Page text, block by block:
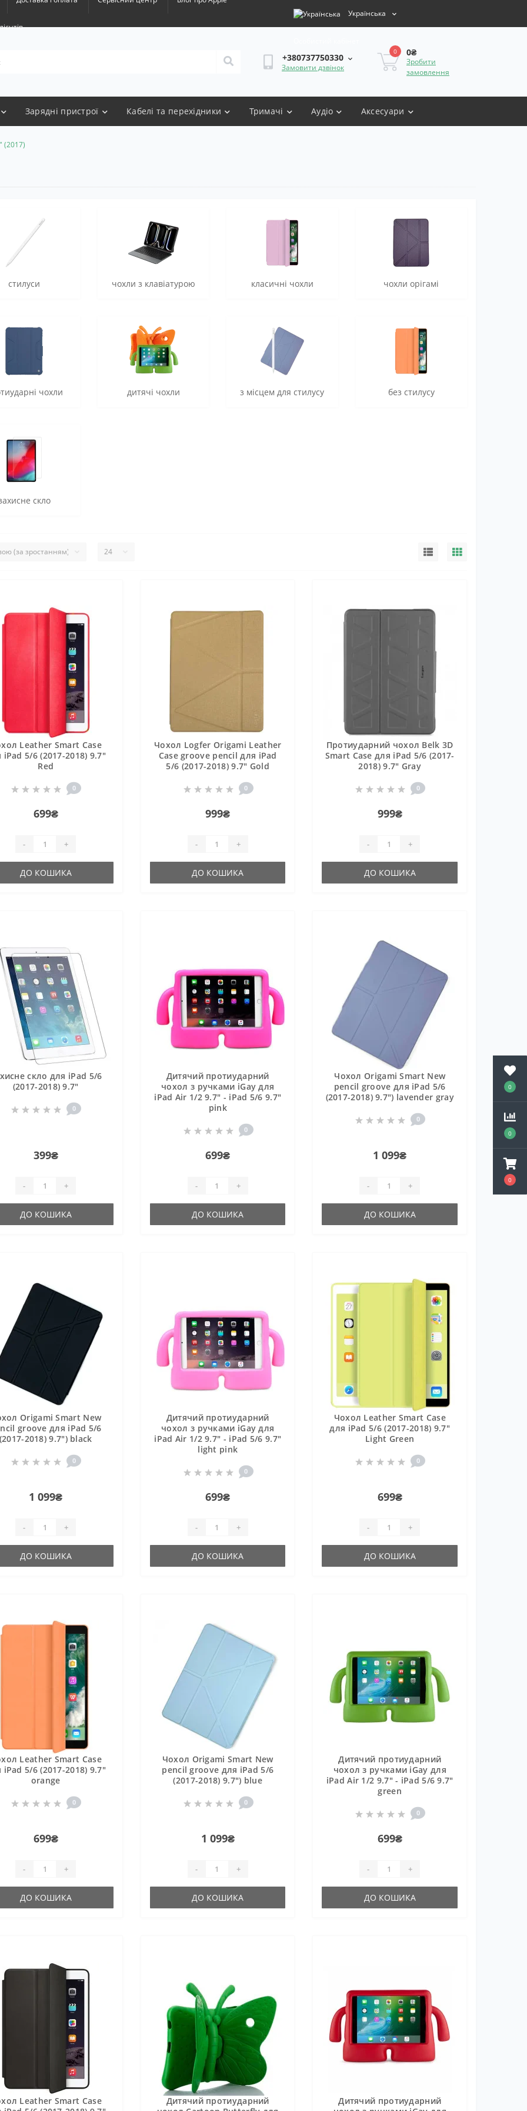
0
0
0
Українська
+380737750330
Замовити дзвінок
0 0₴
Зробити
замовлення
Зарядні пристрої Кабелі та перехідники Тримачі Аудіо Аксесуари
(2017)
стилуси чохли з клавіатурою класичні чохли чохли орігамі
чохли дитячі чохли з місцем для стилусу без стилусу
скло
Leather Smart Case
iPad 5/6 (2017-2018) 9.7"
Red
0
699₴
- +
ДО КОШИКА
Чохол Logfer Origami Leather
Case groove pencil для iPad
5/6 (2017-2018) 9.7" Gold
0
999₴
- +
ДО КОШИКА
Протиударний чохол Belk 3D
Smart Case для iPad 5/6 (2017-
2018) 9.7" Gray
0
999₴
- +
ДО КОШИКА
скло для iPad 5/6
(2017-2018) 9.7"
0
399₴
- +
ДО КОШИКА
Дитячий протиударний
чохол з ручками iGay для
iPad Air 1/2 9.7" - iPad 5/6 9.7"
pink
0
699₴
- +
ДО КОШИКА
Чохол Origami Smart New
pencil groove для iPad 5/6
(2017-2018) 9.7") lavender gray
0
1 099₴
- +
ДО КОШИКА
Origami Smart New
groove для iPad 5/6
2018) 9.7") black
0
1 099₴
- +
ДО КОШИКА
Дитячий протиударний
чохол з ручками iGay для
iPad Air 1/2 9.7" - iPad 5/6 9.7"
light pink
0
699₴
- +
ДО КОШИКА
Чохол Leather Smart Case
для iPad 5/6 (2017-2018) 9.7"
Light Green
0
699₴
- +
ДО КОШИКА
Leather Smart Case
iPad 5/6 (2017-2018) 9.7"
orange
0
699₴
- +
ДО КОШИКА
Чохол Origami Smart New
pencil groove для iPad 5/6
(2017-2018) 9.7") blue
0
1 099₴
- +
ДО КОШИКА
Дитячий протиударний
чохол з ручками iGay для
iPad Air 1/2 9.7" - iPad 5/6 9.7"
green
0
699₴
- +
ДО КОШИКА
Leather Smart Case
Дитячий протиударний
Дитячий протиударний